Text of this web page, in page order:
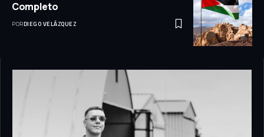
Completo
PORDIEGO VELÁZQUEZ